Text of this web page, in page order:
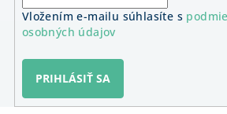
Vložením e-mailu súhlasíte s
osobných údajov
PRIHLÁSIŤ SA